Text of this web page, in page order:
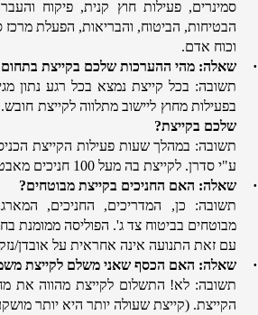
סמינרים, פעילות חוץ קנית, פיקוח
הבטיחות, הביטוח, והבריאות, הפעלת מרכז
וכוח אדם.
·
שאלה: מהי ההערכות שלכם בקייצת
תשובה: בכל קייצת נמצא בכל רגע נתון
בפעילות מחוץ ליישוב מתלווה לקייצת חובש.
שלכם בקייצת?
תשובה: במהלך שעות פעילות הקייצת
ע"י סדרן. לקייצת בה מעל 100 חניכים מאבטח חמוש.
·
שאלה: האם החניכים בקייצת מבוטחים?
תשובה: כן, המדריכים, החניכים,
מבוטחים בביטוח צד ג'. הפוליסה ממומנת
עם זאת התנועה אינה אחראית על אובדן/
·
שאלה: האם הכסף שאני משלם לקייצת
תשובה: לא! התשלום לקייצת מהווה את
הקייצת. (קייצת שעולה יותר היא יותר